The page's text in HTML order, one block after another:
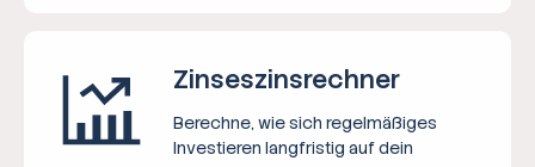
Zinseszins­rechner
Berechne, wie sich regelmäßiges
Investieren langfristig auf dein